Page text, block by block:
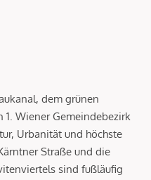
dem grünen
Wiener Gemeindebezirk
Urbanität und höchste
Straße und die
sind fußläufig